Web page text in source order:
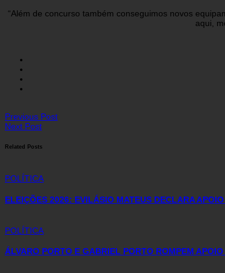
“Além de concurso também conseguimos novos
aqui,
Previous Post
Next Post
Related Posts
POLÍTICA
ELEIÇÕES 2026: EVILÁSIO MATEUS DECLARA
POLÍTICA
ÁLVARO PORTO E GABRIEL PORTO ROMPEM